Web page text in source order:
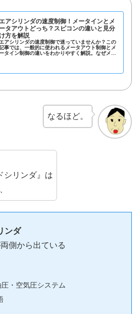
エアシリンダの速度制御！メータインとメ
ータアウトどっち？スピコンの違いと見分
け方を解説
エアシリンダの速度制御で迷っていませんか？この
事では、一般的に使われるメータアウト制御とメ
ータイン制御の違いをわかりやすく解説。なぜメー
なるほど。
シリンダ』は
ンダ
側から出ている
・空気圧システム